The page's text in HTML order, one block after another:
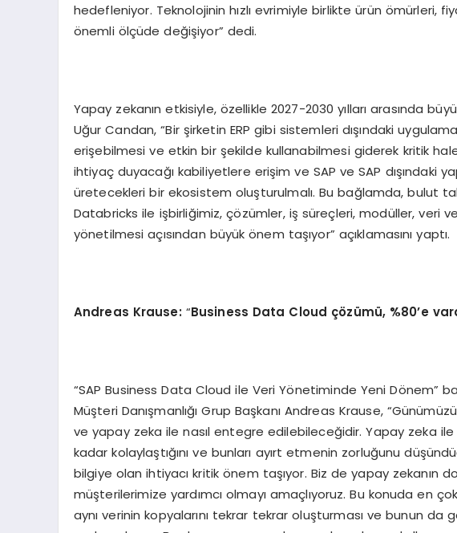
hedefleniyor. Teknolojinin hızlı evrimiyle birlikte ürün ömürleri,
önemli ölçüde değişiyor” dedi.
Yapay zekanın etkisiyle, özellikle 2027-2030 yılları arasında
Uğur Candan, “Bir şirketin ERP gibi sistemleri dışındaki
erişebilmesi ve etkin bir şekilde kullanabilmesi giderek kritik
ihtiyaç duyacağı kabiliyetlere erişim ve SAP ve SAP dışındaki
üretecekleri bir ekosistem oluşturulmalı. Bu bağlamda, bulut
Databricks ile işbirliğimiz, çözümler, iş süreçleri, modüller, veri
yönetilmesi açısından büyük önem taşıyor” açıklamasını yaptı.
Andreas Krause: “Business Data Cloud çözümü, %80’e
“SAP Business Data Cloud ile Veri Yönetiminde Yeni Dönem”
Müşteri Danışmanlığı Grup Başkanı Andreas Krause,
ve yapay zeka ile nasıl entegre edilebileceğidir. Yapay zeka
kadar kolaylaştığını ve bunları ayırt etmenin zorluğunu
bilgiye olan ihtiyacı kritik önem taşıyor. Biz de yapay zekanın
müşterilerimize yardımcı olmayı amaçlıyoruz. Bu konuda en
aynı verinin kopyalarını tekrar tekrar oluşturması ve bunun da